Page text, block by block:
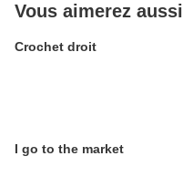
Vous aimerez aussi
Crochet droit
I go to the market